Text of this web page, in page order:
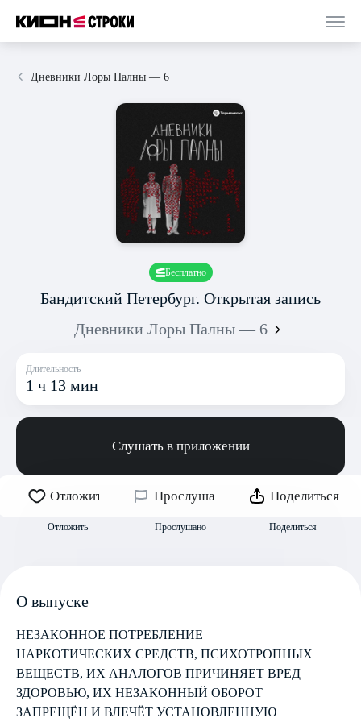
Дневники Лоры Палны — 6
Бесплатно
Бандитский Петербург. Открытая запись
Дневники Лоры Палны — 6
Длительность
1 ч 13 мин
Слушать в приложении
Отложить
Отложить
Прослушано
Прослушано
Поделиться
Поделиться
О выпуске
НЕЗАКОННОЕ ПОТРЕБЛЕНИЕ
НАРКОТИЧЕСКИХ СРЕДСТВ, ПСИХОТРОПНЫХ
ВЕЩЕСТВ, ИХ АНАЛОГОВ ПРИЧИНЯЕТ ВРЕД
ЗДОРОВЬЮ, ИХ НЕЗАКОННЫЙ ОБОРОТ
ЗАПРЕЩЁН И ВЛЕЧЁТ УСТАНОВЛЕННУЮ